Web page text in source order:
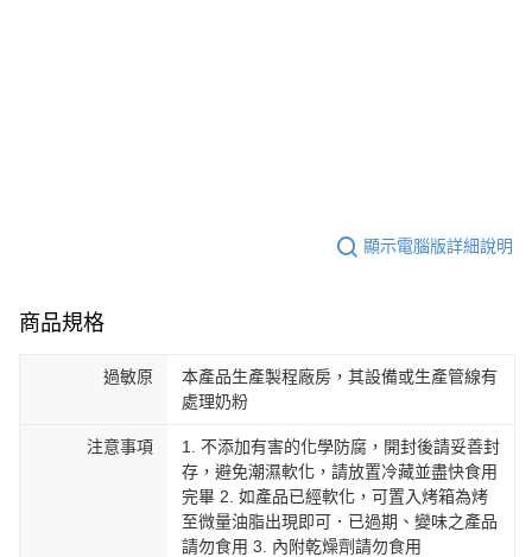
顯示電腦版詳細說明
商品規格
過敏原
本產品生產製程廠房，其設備或生產管線有
處理奶粉
注意事項
1. 不添加有害的化學防腐，開封後請妥善封
存，避免潮濕軟化，請放置冷藏並盡快食用
完畢 2. 如產品已經軟化，可置入烤箱為烤
至微量油脂出現即可．已過期、變味之產品
請勿食用 3. 內附乾燥劑請勿食用